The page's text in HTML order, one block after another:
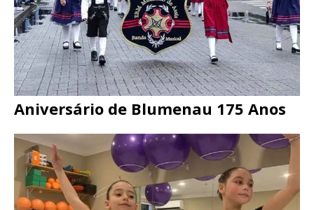
Aniversário de Blumenau 175 Anos